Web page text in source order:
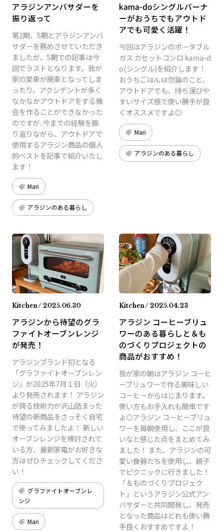
アラジンアンバサダーを
振り返って
第2期、5期とアラジンアンバ
サダーを務めさせていただき
ましたが、5期での記事は今
回でラストとなります。我が
家の愛車が廃車となってしま
ったり、アクシデントが多く
なかなかアウトドアをする機
会を作ることができなかった
のですが..今までの経験を振
り返りながら、アウトドアで
使用するアラジン商品の個人
的ベストを記事で紹介いたし
ます！
Mari
アラジンのある暮らし
kama-doシングルバーナ
ーがおうちでもアウトド
アでも可愛く活躍！
今回はアラジンのポータブル
ガス カセットコンロ kama-d
o(シングル)を紹介します！
おうちごはんは勿論のこと、
アウトドアでも、持ち運びや
すいサイズ感で使い勝手が良
くオススメですよ◎
Mari
アラジンのある暮らし
Kitchen / 2025.06.30
アラジンから待望のグラ
ファイトオーブンレンジ
が発売！
アラジンブランド初となる
「グラファイトオーブンレン
ジ」が2025年7月１日（火）
より発売されます！ アラジン
が誇る技術力が沢山詰まった
待望の新商品をさっそく自宅
で使ってみましたよ！ 新しい
オーブンレンジを検討されて
いる方、最新家電がお好きな
方はぜひチェックしてくださ
い！
グラファイトオーブンレ
ンジ
Mari
Kitchen / 2025.04.23
アラジン コーヒーブリュ
ワーのある暮らしと＆も
のづくりプロジェクトの
商品がおすすめ！
我が家の朝はアラジン コーヒ
ーブリュワーで作る美味しい
コーヒーからはじまります。
使い方もお手入れも簡単です
よ◎アラジン コーヒーブリュ
ワーを毎朝使用し、ここが良
いなと感じた点をまとめてみ
ました！ また、アラジンの可
愛い食器たちを使用し、親子
でピクニックに行きました！
「＆ものづくりプロジェク
ト」というアラジン公式アン
バサダーと共同開発し、発売
となった商品はどれも使い勝
手良くおすすめですよ！